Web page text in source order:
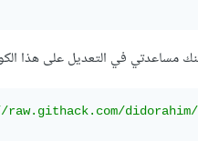
مساعدتي في التعديل على هذا
didorahim/